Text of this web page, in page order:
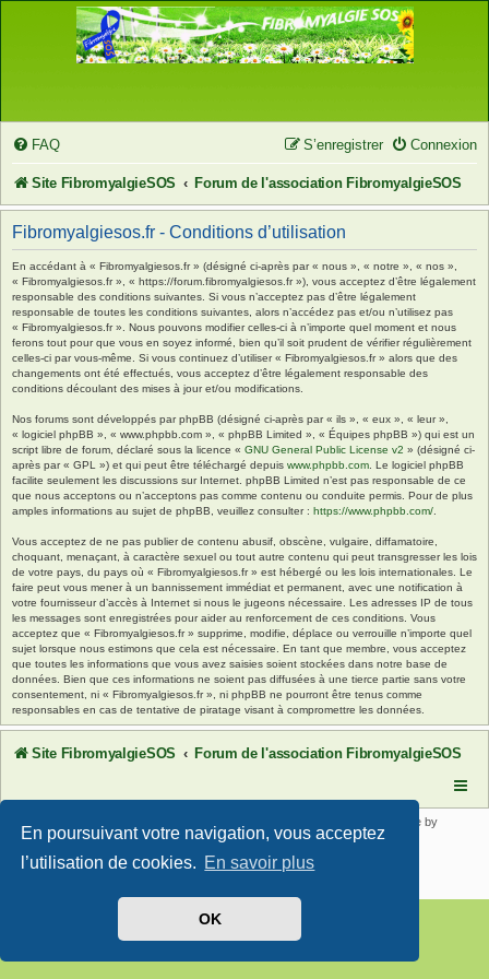
En poursuivant votre navigation, vous acceptez
l’utilisation de cookies. En savoir plus
OK
FAQ Connexion
S’enregistrer
Site FibromyalgieSOS Forum de l'association FibromyalgieSOS
Fibromyalgiesos.fr - Conditions d’utilisation
En accédant à « Fibromyalgiesos.fr » (désigné ci-après par « nous », « notre », « nos »,
« Fibromyalgiesos.fr », « https://forum.fibromyalgiesos.fr »), vous acceptez d’être légalement
responsable des conditions suivantes. Si vous n’acceptez pas d’être légalement
responsable de toutes les conditions suivantes, alors n’accédez pas et/ou n’utilisez pas
« Fibromyalgiesos.fr ». Nous pouvons modifier celles-ci à n’importe quel moment et nous
ferons tout pour que vous en soyez informé, bien qu’il soit prudent de vérifier régulièrement
celles-ci par vous-même. Si vous continuez d’utiliser « Fibromyalgiesos.fr » alors que des
changements ont été effectués, vous acceptez d’être légalement responsable des
conditions découlant des mises à jour et/ou modifications.
Nos forums sont développés par phpBB (désigné ci-après par « ils », « eux », « leur »,
« logiciel phpBB », « www.phpbb.com », « phpBB Limited », « Équipes phpBB ») qui est un
script libre de forum, déclaré sous la licence « GNU General Public License v2 » (désigné ci-
après par « GPL ») et qui peut être téléchargé depuis www.phpbb.com . Le logiciel phpBB
facilite seulement les discussions sur Internet. phpBB Limited n’est pas responsable de ce
que nous acceptons ou n’acceptons pas comme contenu ou conduite permis. Pour de plus
amples informations au sujet de phpBB, veuillez consulter : https://www.phpbb.com/
Vous acceptez de ne pas publier de contenu abusif, obscène, vulgaire, diffamatoire,
choquant, menaçant, à caractère sexuel ou tout autre contenu qui peut transgresser les lois
de votre pays, du pays où « Fibromyalgiesos.fr » est hébergé ou les lois internationales. Le
faire peut vous mener à un bannissement immédiat et permanent, avec une notification à
votre fournisseur d’accès à Internet si nous le jugeons nécessaire. Les adresses IP de tous
les messages sont enregistrées pour aider au renforcement de ces conditions. Vous
acceptez que « Fibromyalgiesos.fr » supprime, modifie, déplace ou verrouille n’importe quel
sujet lorsque nous estimons que cela est nécessaire. En tant que membre, vous acceptez
que toutes les informations que vous avez saisies soient stockées dans notre base de
données. Bien que ces informations ne soient pas diffusées à une tierce partie sans votre
consentement, ni « Fibromyalgiesos.fr », ni phpBB ne pourront être tenus comme
responsables en cas de tentative de piratage visant à compromettre les données.
Site FibromyalgieSOS Forum de l'association FibromyalgieSOS
® Forum Software © phpBB Limited | SE Square by
PhpBB3 BBCodes
Traduit parphpBB-fr.com